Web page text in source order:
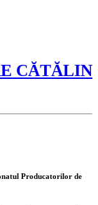
CĂTĂLIN
Producatorilor de